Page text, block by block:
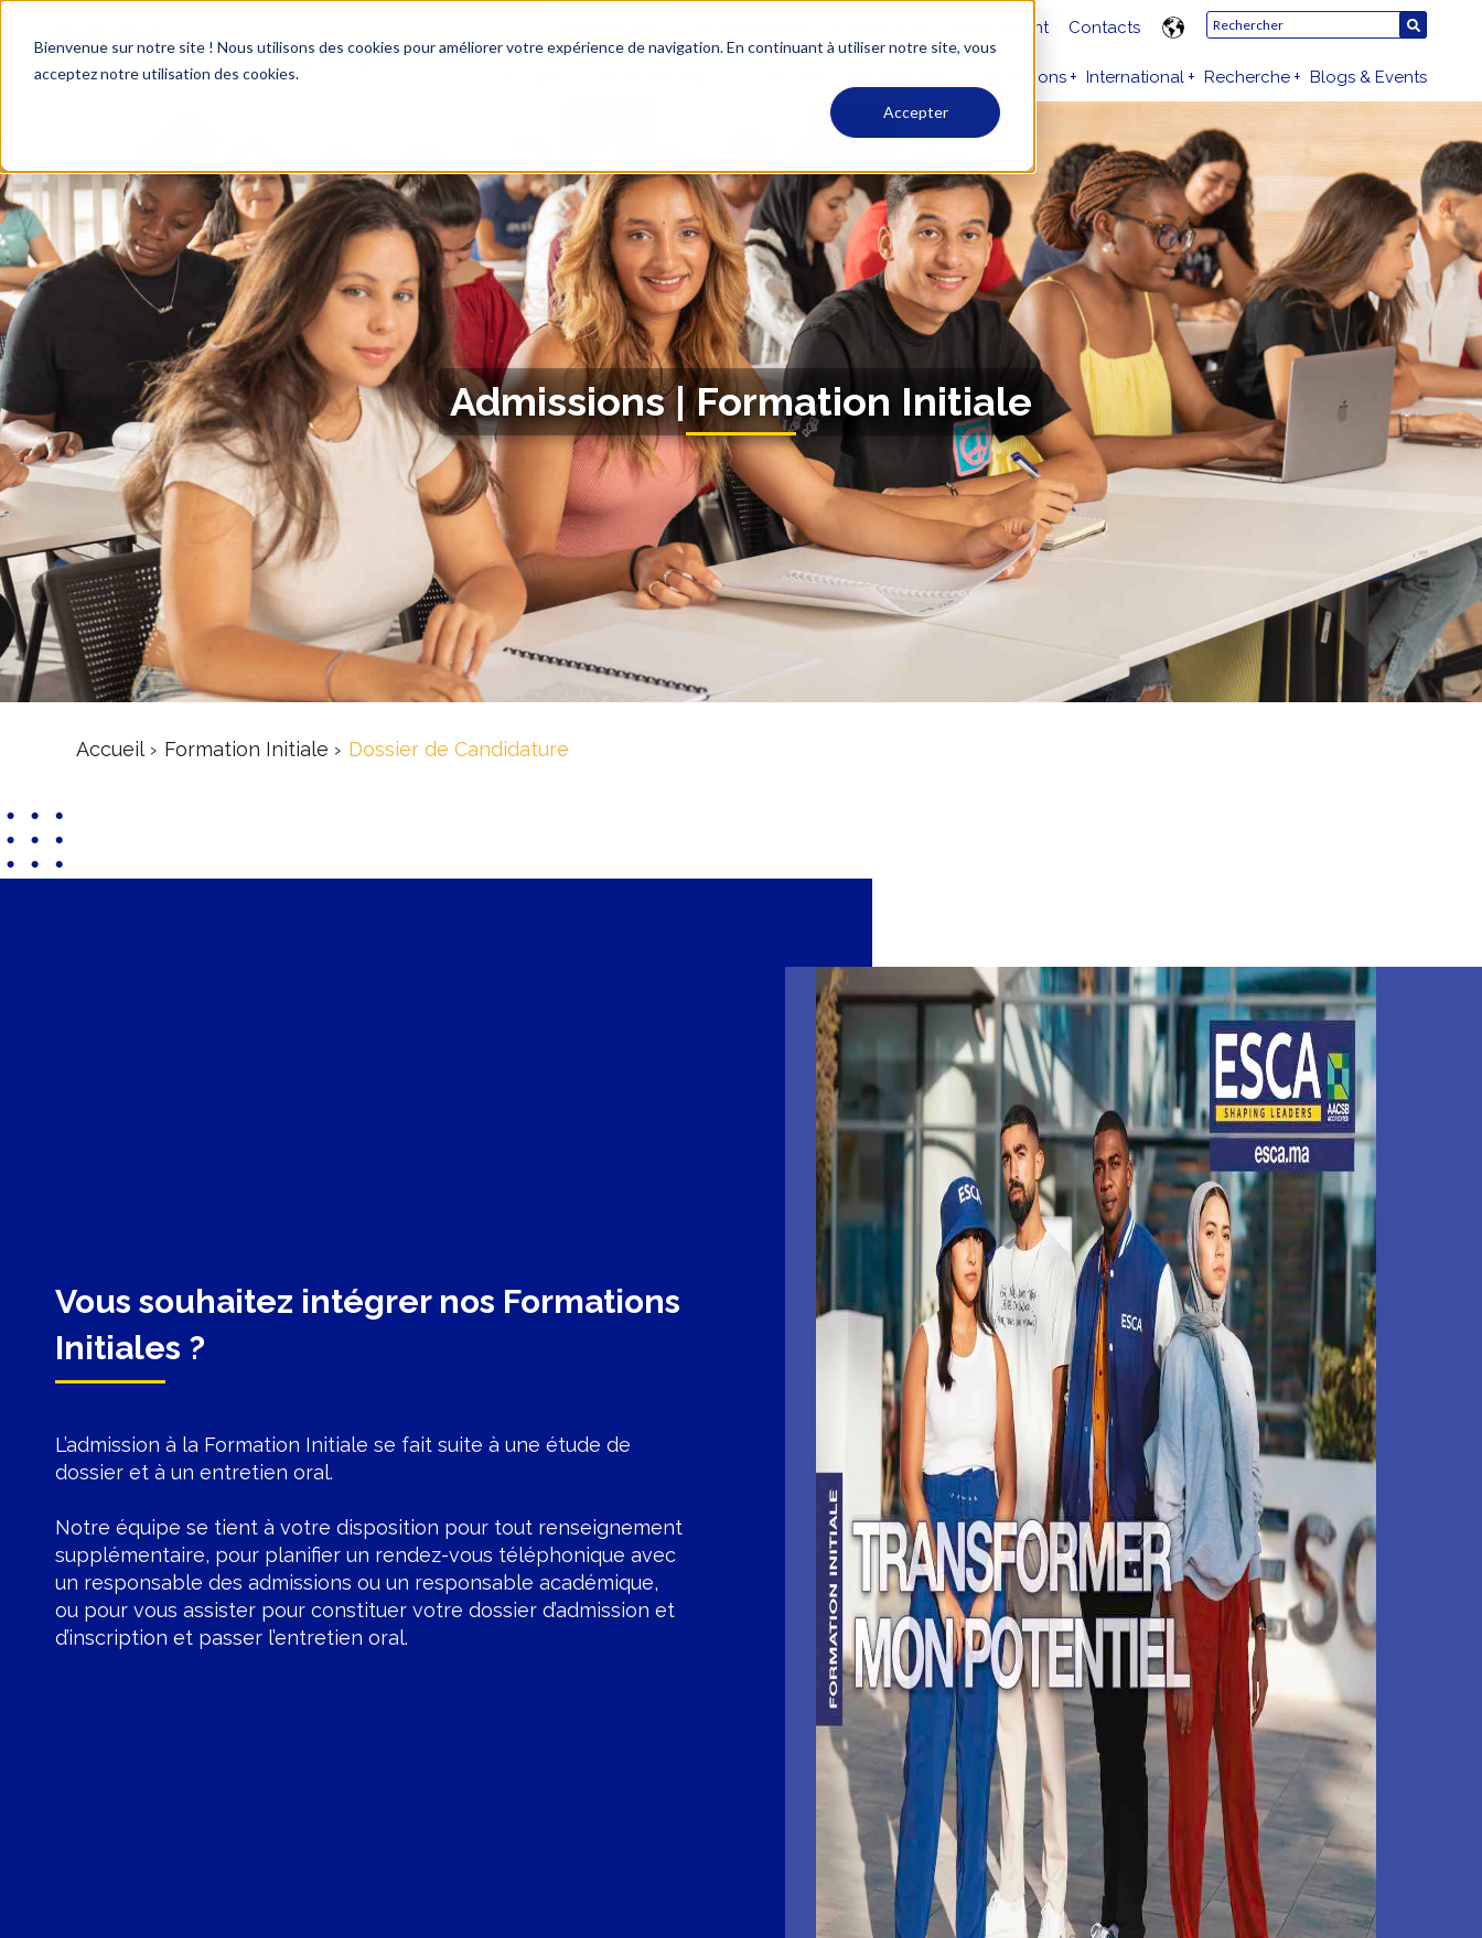
Bienvenue sur notre site ! Nous utilisons des cookies pour améliorer votre expérience de navigation. En continuant à utiliser notre site, vous
acceptez notre utilisation des cookies.
Accepter
Recrutement Contacts
Admissions International Recherche Blogs & Events
Admissions | Formation Initiale
Accueil Formation Initiale Dossier de Candidature
Vous souhaitez intégrer nos Formations
Initiales ?
L’admission à la Formation Initiale se fait suite à une étude de
dossier et à un entretien oral.
Notre équipe se tient à votre disposition pour tout renseignement
supplémentaire, pour planifier un rendez-vous téléphonique avec
un responsable des admissions ou un responsable académique,
ou pour vous assister pour constituer votre dossier d’admission et
d’inscription et passer l’entretien oral.